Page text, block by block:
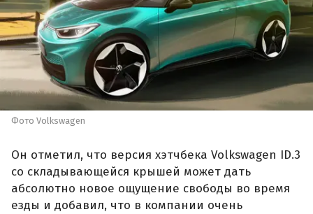
Фото Volkswagen
Он отметил, что версия хэтчбека Volkswagen ID.3
со складывающейся крышей может дать
абсолютно новое ощущение свободы во время
езды и добавил, что в компании очень